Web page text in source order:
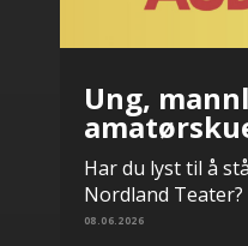
Ung,
Har du lyst til å
Nordland Teater?
08.06.2026